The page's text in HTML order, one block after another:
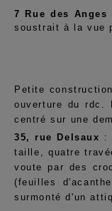
7 Rue des Anges
soustrait à la vue
Petite
ouverture du rdc.
centré sur une
35, rue Delsaux :
taille, quatre
voute par des
(feuilles
surmonté d'un